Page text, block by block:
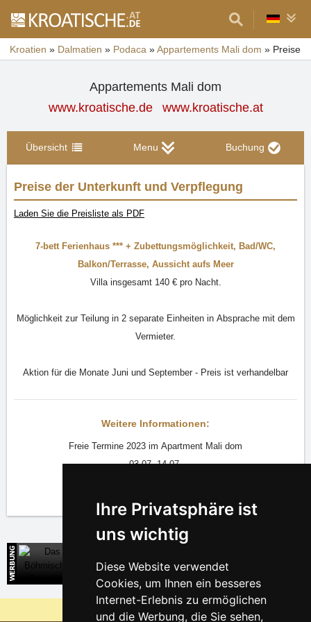
Ihre Privatsphäre ist
uns wichtig
Diese Website verwendet
Cookies, um Ihnen ein besseres
Internet-Erlebnis zu ermöglichen
und die Werbung, die Sie sehen,
Kroatien » Dalmatien » Podaca »Appartements Mali dom » Preise
Appartements Mali dom
www.kroatische.de
www.kroatische.at
Übersicht Menu Buchung
Preise der Unterkunft und Verpflegung
Laden Sie die Preisliste als PDF
7-bett Ferienhaus *** + Zubettungsmöglichkeit, Bad/WC,
Balkon/Terrasse, Aussicht aufs Meer
Villa insgesamt 140 € pro Nacht.
Möglichkeit zur Teilung in 2 separate Einheiten in Absprache mit dem
Vermieter.
Aktion für die Monate Juni und September - Preis ist verhandelbar
Weitere Informationen:
Freie Termine 2023 im Apartment Mali dom
03.07.-14.07.
Direkte Kontakte auf die Unterkunft
Warum sind unsere Server am billigsten?